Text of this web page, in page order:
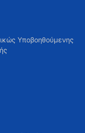
Υποβοηθούμενης